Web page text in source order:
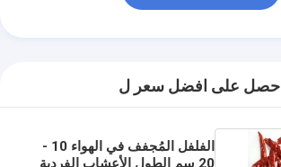
احصل على افضل سعر ل
الفلفل المُجفف في الهواء 10 -
20 سم الطول الأعشاب الفردية